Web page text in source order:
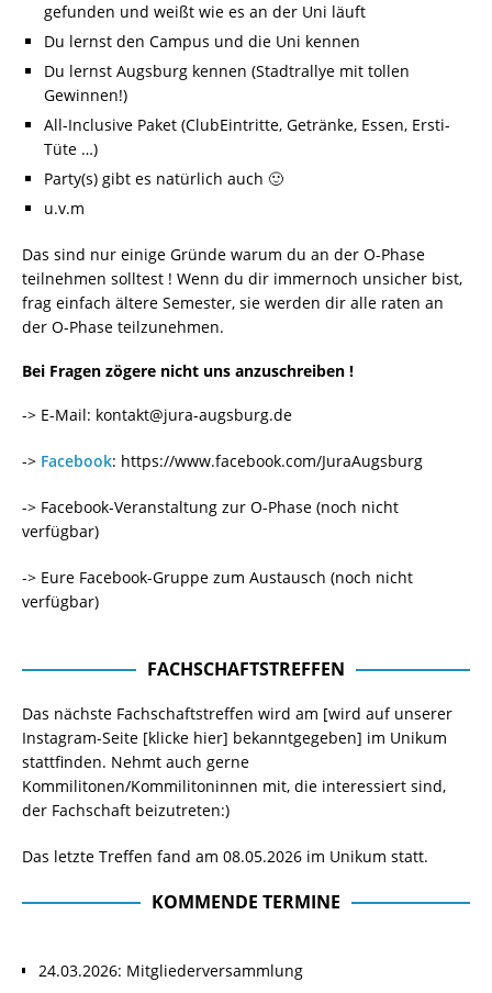
gefunden und weißt wie es an der Uni läuft
Du lernst den Campus und die Uni kennen
Du lernst Augsburg kennen (Stadtrallye mit tollen
Gewinnen!)
All-Inclusive Paket (ClubEintritte, Getränke, Essen, Ersti-
Tüte …)
Party(s) gibt es natürlich auch 🙂
u.v.m
Das sind nur einige Gründe warum du an der O-Phase
teilnehmen solltest ! Wenn du dir immernoch unsicher bist,
frag einfach ältere Semester, sie werden dir alle raten an
der O-Phase teilzunehmen.
Bei Fragen zögere nicht uns anzuschreiben !
-> E-Mail: kontakt@jura-augsburg.de
-> Facebook: https://www.facebook.com/JuraAugsburg
-> Facebook-Veranstaltung zur O-Phase (noch nicht
verfügbar)
-> Eure Facebook-Gruppe zum Austausch (noch nicht
verfügbar)
FACHSCHAFTSTREFFEN
Das nächste Fachschaftstreffen wird am [wird auf unserer
Instagram-Seite [klicke hier] bekanntgegeben] im Unikum
stattfinden. Nehmt auch gerne
Kommilitonen/Kommilitoninnen mit, die interessiert sind,
der Fachschaft beizutreten:)
Das letzte Treffen fand am 08.05.2026 im Unikum statt.
KOMMENDE TERMINE
24.03.2026: Mitgliederversammlung